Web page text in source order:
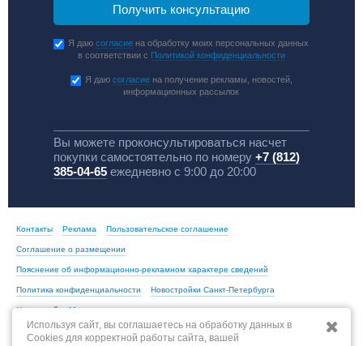
Я даюсогласие на обработку моих персональных данных
в соответствии с Политикой конфиденциальности
Я даю согласиена получение рекламы, новостей,
информационных рассылок
Вы можете проконсультироваться насчет
покупки самостоятельно по номеру +7 (812)
385-04-65ежедневно с 9:00 до 20:00
Контакты Реклама Пользовательское соглашение
Соглашение о размещении
Пояснение об информационно-рекламном характере сведений
Политика конфиденциальности Новостройки Санкт-Петербурга
Новостройки Москвы
Используя сайт, вы соглашаетесь на обработку данных в
Cookies для корректной работы сайта, вашей